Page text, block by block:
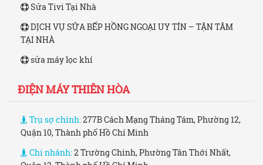
Sửa Tivi Tại Nhà
DỊCH VỤ SỬA BẾP HỒNG NGOẠI UY TÍN – TẬN TÂM
TẠI NHÀ
sửa máy lọc khí
ĐIỆN MÁY THIÊN HÒA
Trụ sợ chính:277B Cách Mạng Tháng Tám, Phường 12,
Quận 10, Thành phố Hồ Chí Minh
Chi nhánh:2 Trường Chinh, Phường Tân Thới Nhất,